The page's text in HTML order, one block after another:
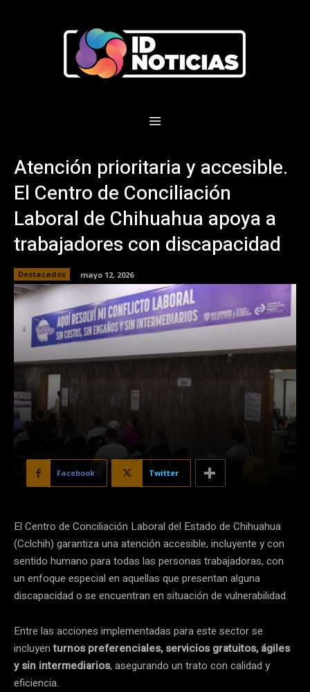
Atención prioritaria y accesible.
El Centro de Conciliación
Laboral de Chihuahua apoya a
trabajadores con discapacidad
Destacados mayo 12, 2026
Facebook Twitter
El Centro de Conciliación Laboral del Estado de Chihuahua
(Cclchih) garantiza una atención accesible, incluyente y con
sentido humano para todas las personas trabajadoras, con
un enfoque especial en aquellas que presentan alguna
discapacidad o se encuentran en situación de vulnerabilidad.
Entre las acciones implementadas para este sector se
incluyenturnos preferenciales, servicios gratuitos, ágiles
y sin intermediarios, asegurando un trato con calidad y
eficiencia.